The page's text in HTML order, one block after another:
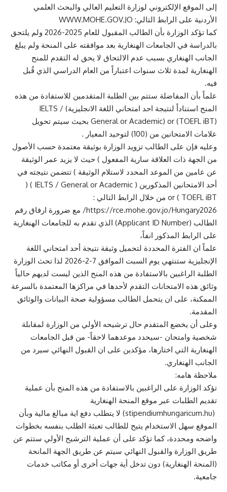
إلى الموقع الإلكتروني لوزارة التعليم العالي والبحث العلمي
الأردنية على الرابط التالي: WWW.MOHE.GOV.JO
كما تؤكد الوزارة بأن الطالب المقبول للعام 2025-2026 ولم يلتحق
بالدراسة في الجامعات الهنغارية بعد موافقته على المنحة ولم يبلغ
الجانب الهنغاري بسبب عدم الالتحاق لا يحق له التقدم للمنح
الهنغارية لمدة ثلاث سنوات اعتباراً من العام الدراسي الذي قُبل
فيه.
علماً بأن المفاضلة ستتم بين الطلبة المتقدمين للاستفادة من هذه
المنح استناداً لنتيجة احد امتحاني اللغة الانجليزية) IELTS /
General or Academic) or (TOEFL iBT) بحيث سيتم تحويل
علامات الامتحانين من (100) لتوحيد المعيار .
وعليه فإن على الطالب تزويد الوزارة بوثيقة معتمدة حسب الأصول
من الجهة ذات العلاقة سارية المفعول ) حيث لا يزيد عمر الوثيقة
عن عامين من الموعد المحدد لاستلام الوثيقة ) تتضمن نتيجته في
أحد الامتحانين المذكورين ( IELTS / General or Academic ) (
TOEFL iBT ) or من خلال الرابط التالي :
https://rce.mohe.gov.jo/Hungary2026/ مع ضرورة ارفاق رقم
الطالب (Applicant ID Number) الذي تقدم به للجامعات الهنغارية
على الرابط المذكور انفاً،
علماً ان الفترة المحددة لتحميل وثيقة نتيجة أحد امتحاني اللغة
الإنجليزية ستنتهي يوم السبت الموافق 7-2-2026 لذا تحث الوزارة
الطلبة الراغبين بالاستفادة من هذه المنح الذين ليست لديهم حالياً
وثائق هذه الامتحانات التقدم لأحدها في مراكزها المعتمدة بالسرعة
الممكنة، على ان يتحمل الطالب مسؤولية صحة البيانات والوثائق
المقدمة.
وعلى أن يخضع المتقدم حال ترشيحه الأولي من الوزارة لمقابلة
شخصية وامتحان -سيحدد موعدهما لاحقاً- من قبل الجامعات
الهنغارية التي اختارها، مؤكدين على ان القبول النهائي سيرد من
الجانب الهنغاري.
ملاحظة هامه:
تؤكد الوزارة على الراغبين بالاستفادة من هذه المنح بأن عملية
تقديم الطلبات عبر موقع المنحة الهنغارية
(stipendiumhungaricum.hu) لا يتطلب دفع اية مبالغ مالية وبأن
الموقع سهل الاستخدام يتيح للطالب تعبئة الطلب بنفسه بخطوات
واضحه ومحددة، كما تؤكد على أن عملية الترشيح الأولي ستتم عن
طريق الوزارة والقبول النهائي سيتم عن طريق الجهة المانحة
(المنحة الهنغارية) دون تدخل أية جهات أخرى أو مكاتب خدمات
جامعية.